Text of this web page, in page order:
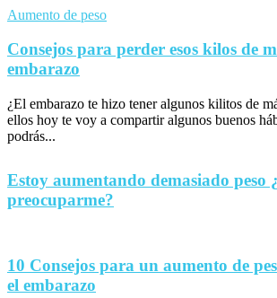
Aumento de peso
Consejos para perder esos kilos de
embarazo
¿El embarazo te hizo tener algunos kilitos de
ellos hoy te voy a compartir algunos buenos
podrás...
Estoy aumentando demasiado peso
preocuparme?
10 Consejos para un aumento de
el embarazo